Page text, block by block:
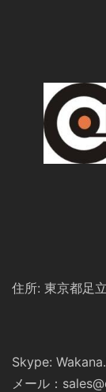
住所: 東京都足
Skype:
メール：